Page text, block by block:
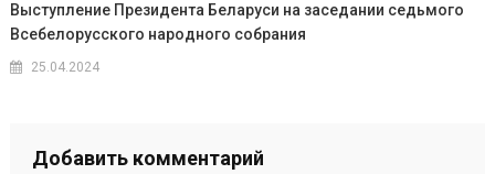
Выступление Президента Беларуси на заседании седьмого
Всебелорусского народного собрания
25.04.2024
Добавить комментарий